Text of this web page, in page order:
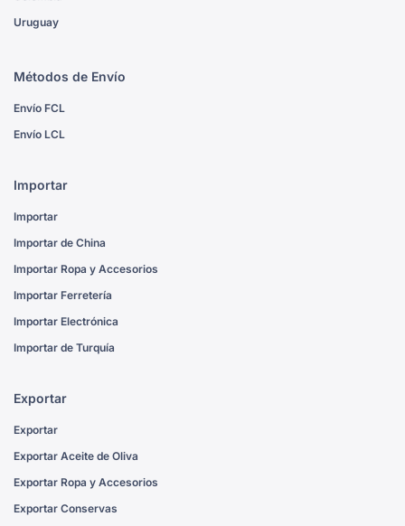
Uruguay
Métodos de Envío
Envío FCL
Envío LCL
Importar
Importar
Importar de China
Importar Ropa y Accesorios
Importar Ferretería
Importar Electrónica
Importar de Turquía
Exportar
Exportar
Exportar Aceite de Oliva
Exportar Ropa y Accesorios
Exportar Conservas